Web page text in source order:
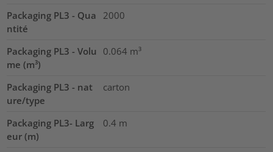
Packaging PL3 - Qua
ntité
2000
Packaging PL3 - Volu
me (m³)
0.064 m³
Packaging PL3 - nat
ure/type
carton
Packaging PL3- Larg
eur (m)
0.4 m